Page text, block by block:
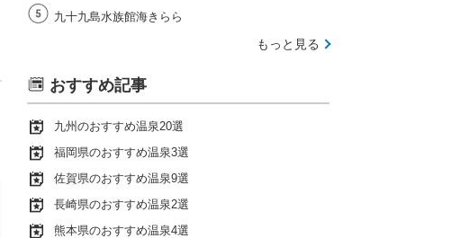
九十九島水族館海きらら
もっと見る
おすすめ記事
九州のおすすめ温泉20選
福岡県のおすすめ温泉3選
佐賀県のおすすめ温泉9選
長崎県のおすすめ温泉2選
熊本県のおすすめ温泉4選